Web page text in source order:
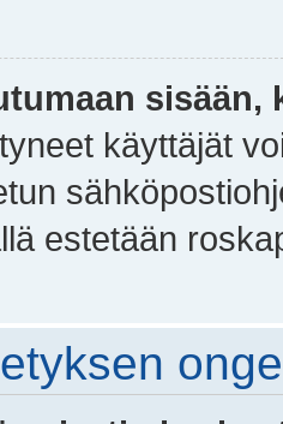
sisään,
käyttäjät
estetään